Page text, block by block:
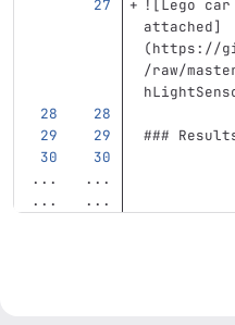
![Lego
attached]
(https://
/raw/
###
...
...
...
...